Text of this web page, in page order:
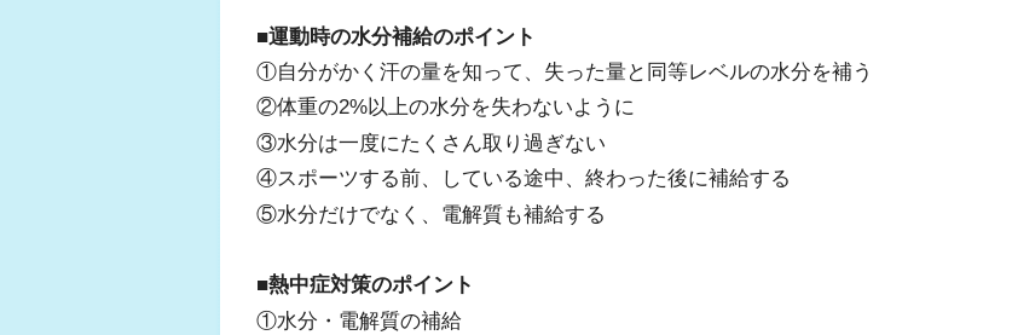
■運動時の水分補給のポイント
①自分がかく汗の量を知って、失った量と同等レベルの水分を補う
②体重の2%以上の水分を失わないように
③水分は一度にたくさん取り過ぎない
④スポーツする前、している途中、終わった後に補給する
⑤水分だけでなく、電解質も補給する
■熱中症対策のポイント
①水分・電解質の補給